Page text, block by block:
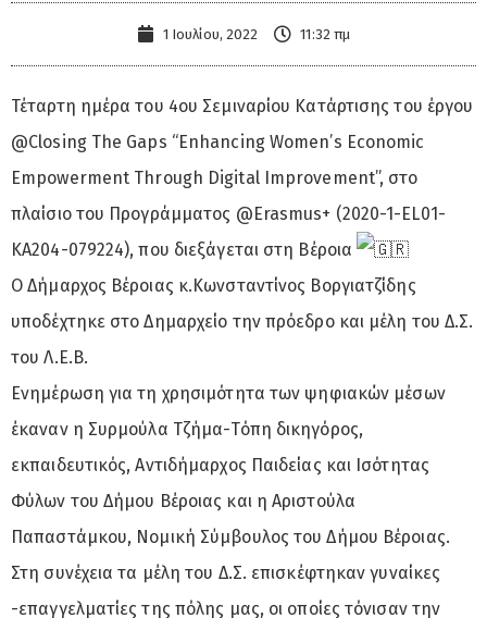
1 Ιουλίου, 2022 11:32 πμ
Τέταρτη ημέρα του 4ου Σεμιναρίου Κατάρτισης του έργου
@Closing The Gaps “Enhancing Women’s Economic
Empowerment Through Digital Improvement”, στο
πλαίσιο του Προγράμματος @Erasmus+ (2020-1-EL01-
KA204-079224), που διεξάγεται στη Βέροια
Ο Δήμαρχος Βέροιας κ.Κωνσταντίνος Βοργιατζίδης
υποδέχτηκε στο Δημαρχείο την πρόεδρο και μέλη του Δ.Σ.
του Λ.Ε.Β.
Ενημέρωση για τη χρησιμότητα των ψηφιακών μέσων
έκαναν η Συρμούλα Τζήμα-Τόπη δικηγόρος,
εκπαιδευτικός, Αντιδήμαρχος Παιδείας και Ισότητας
Φύλων του Δήμου Βέροιας και η Aριστούλα
Παπαστάμκου, Νομική Σύμβουλος του Δήμου Βέροιας.
Στη συνέχεια τα μέλη του Δ.Σ. επισκέφτηκαν γυναίκες
-επαγγελματίες της πόλης μας, οι οποίες τόνισαν την